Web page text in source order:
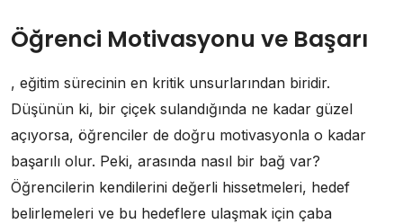
Öğrenci Motivasyonu ve Başarı
, eğitim sürecinin en kritik unsurlarından biridir.
Düşünün ki, bir çiçek sulandığında ne kadar güzel
açıyorsa, öğrenciler de doğru motivasyonla o kadar
başarılı olur. Peki, arasında nasıl bir bağ var?
Öğrencilerin kendilerini değerli hissetmeleri, hedef
belirlemeleri ve bu hedeflere ulaşmak için çaba